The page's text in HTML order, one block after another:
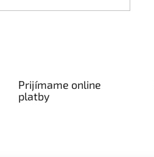
Prijímame online
platby